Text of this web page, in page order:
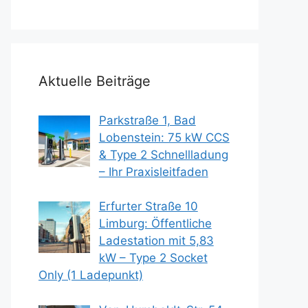
Aktuelle Beiträge
Parkstraße 1, Bad
Lobenstein: 75 kW CCS
& Type 2 Schnellladung
– Ihr Praxisleitfaden
Erfurter Straße 10
Limburg: Öffentliche
Ladestation mit 5,83
kW – Type 2 Socket
Only (1 Ladepunkt)